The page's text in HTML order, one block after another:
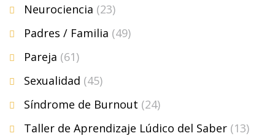
Neurociencia (23)
Padres / Familia (49)
Pareja (61)
Sexualidad (45)
Síndrome de Burnout (24)
Taller de Aprendizaje Lúdico del Saber (13)